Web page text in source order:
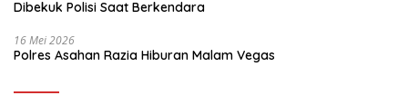
Dibekuk Polisi Saat Berkendara
16 Mei 2026
Polres Asahan Razia Hiburan Malam Vegas